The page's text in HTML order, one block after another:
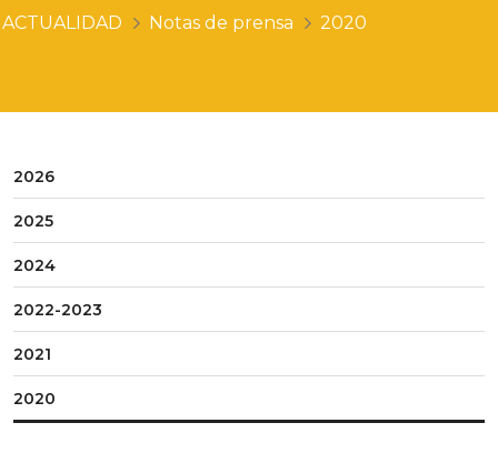
ACTUALIDAD Notas de prensa 2020
2026
2025
2024
2022-2023
2021
2020